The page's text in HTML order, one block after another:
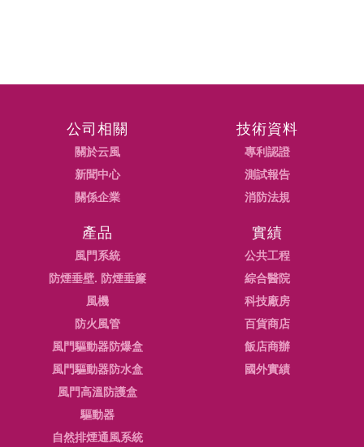
公司相關
關於云風
新聞中心
關係企業
技術資料
專利認證
測試報告
消防法規
產品
風門系統
防煙垂壁. 防煙垂簾
風機
防火風管
風門驅動器防爆盒
風門驅動器防水盒
風門高溫防護盒
驅動器
自然排煙通風系統
實績
公共工程
綜合醫院
科技廠房
百貨商店
飯店商辦
國外實績